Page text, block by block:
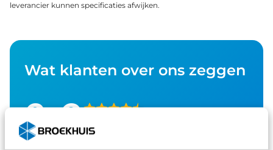
leverancier kunnen specificaties afwijken.
Wat klanten over ons zeggen
9,0